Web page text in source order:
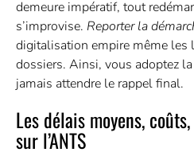
demeure impératif, tout
s’improvise. Reporter la
digitalisation empire même les
dossiers. Ainsi, vous adoptez
jamais attendre le rappel final.
Les délais moyens,
sur l’ANTS